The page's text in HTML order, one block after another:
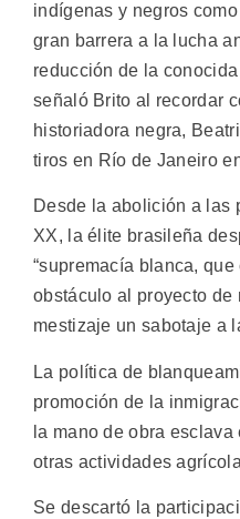
indígenas y negros
gran barrera a la lucha
reducción de la
señaló Brito al recordar
historiadora negra,
tiros en Río de Janeiro
Desde la abolición a las
XX, la élite brasileña
“supremacía blanca,
obstáculo al proyecto de
mestizaje un sabotaje a
La política de
promoción de la
la mano de obra
otras actividades
Se descartó la